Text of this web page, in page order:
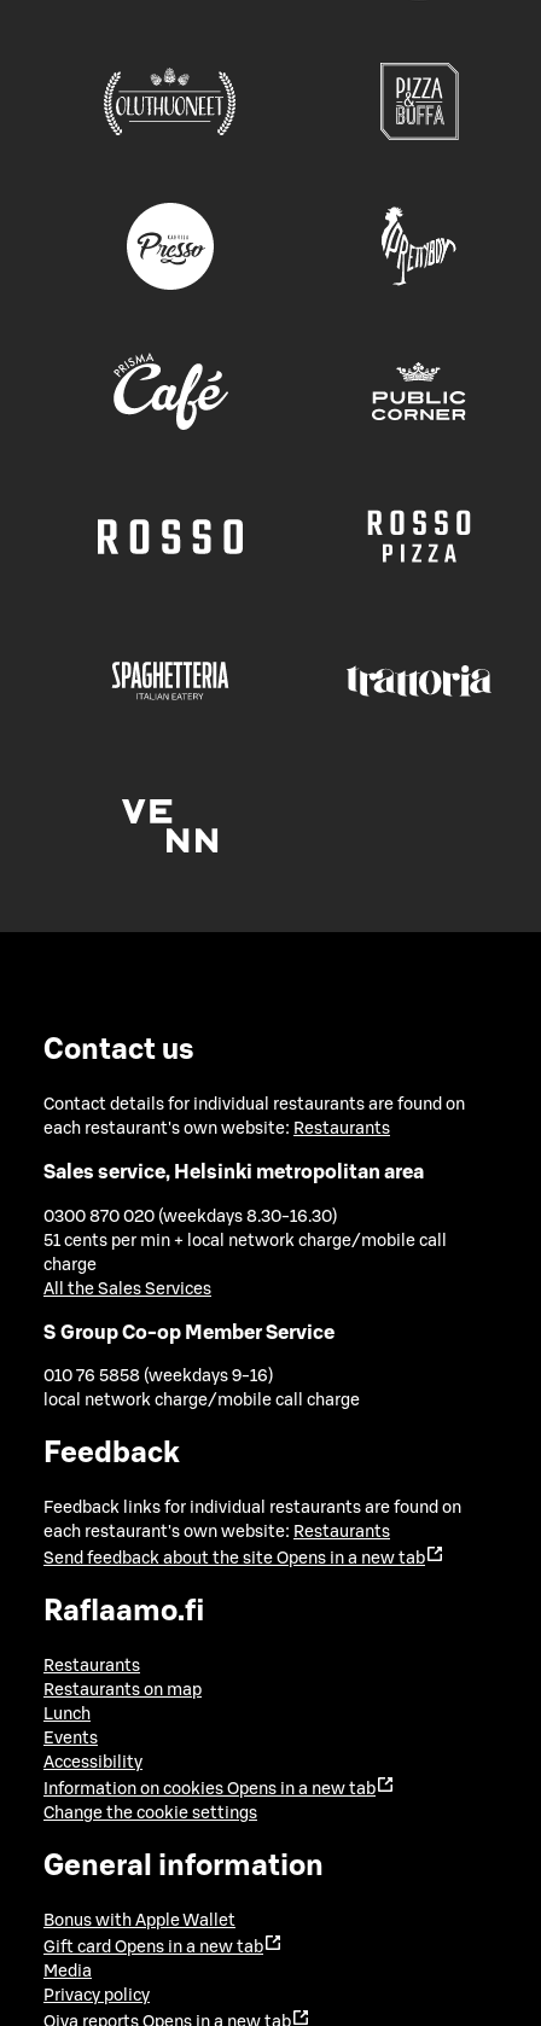
Contact us
Contact details for individual restaurants are found on
each restaurant's own website: Restaurants
Sales service, Helsinki metropolitan area
0300 870 020 (weekdays 8.30-16.30)
51 cents per min + local network charge/mobile call
charge
All the Sales Services
S Group Co-op Member Service
010 76 5858 (weekdays 9-16)
local network charge/mobile call charge
Feedback
Feedback links for individual restaurants are found on
each restaurant's own website: Restaurants
Send feedback about the site Opens in a new tab
Raflaamo.fi
Restaurants
Restaurants on map
Lunch
Events
Accessibility
Information on cookies Opens in a new tab
Change the cookie settings
General information
Bonus with Apple Wallet
Gift card Opens in a new tab
Media
Privacy policy
Oiva reports Opens in a new tab